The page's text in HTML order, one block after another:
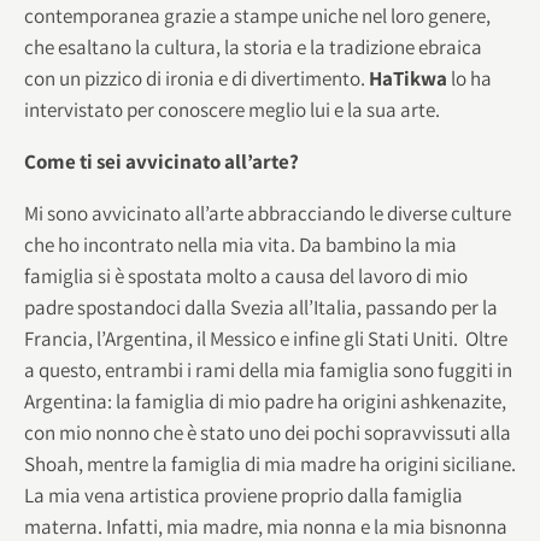
contemporanea grazie a stampe uniche nel loro genere,
che esaltano la cultura, la storia e la tradizione ebraica
con un pizzico di ironia e di divertimento. HaTikwa lo ha
intervistato per conoscere meglio lui e la sua arte.
Come ti sei avvicinato all’arte?
Mi sono avvicinato all’arte abbracciando le diverse culture
che ho incontrato nella mia vita. Da bambino la mia
famiglia si è spostata molto a causa del lavoro di mio
padre spostandoci dalla Svezia all’Italia, passando per la
Francia, l’Argentina, il Messico e infine gli Stati Uniti. Oltre
a questo, entrambi i rami della mia famiglia sono fuggiti in
Argentina: la famiglia di mio padre ha origini ashkenazite,
con mio nonno che è stato uno dei pochi sopravvissuti alla
Shoah, mentre la famiglia di mia madre ha origini siciliane.
La mia vena artistica proviene proprio dalla famiglia
materna. Infatti, mia madre, mia nonna e la mia bisnonna